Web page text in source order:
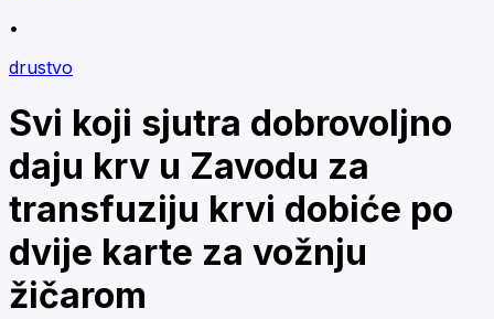
•
drustvo
Svi koji sjutra dobrovoljno
daju krv u Zavodu za
transfuziju krvi dobiće po
dvije karte za vožnju
žičarom